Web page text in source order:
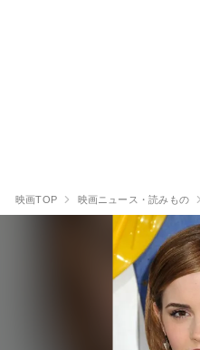
映画TOP 映画ニュース・読みもの